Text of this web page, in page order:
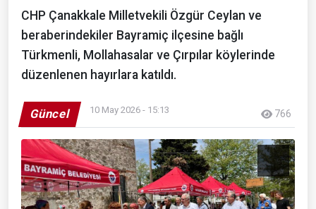
CHP Çanakkale Milletvekili Özgür Ceylan ve
beraberindekiler Bayramiç ilçesine bağlı
Türkmenli, Mollahasalar ve Çırpılar köylerinde
düzenlenen hayırlara katıldı.
Güncel 10 May 2026 - 15:13 766